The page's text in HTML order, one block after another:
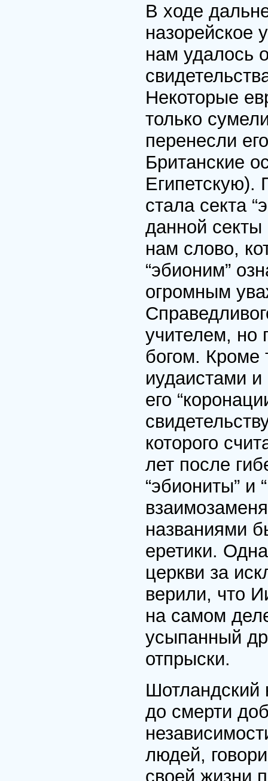
В ходе
назорейское
нам удалось
Некоторые
только
перенесли
Британские
Египетскую).
стала секта
данной
нам слово,
“эбионим”
огромным
учителем, но
богом. Кроме
иудаистами
его
которого
лет после
“эбиониты” и
названиями
еретики.
церкви за
верили, что
на самом
усыпанный
отпрыски.
Шотландский
до смерти
людей,
своей жизни